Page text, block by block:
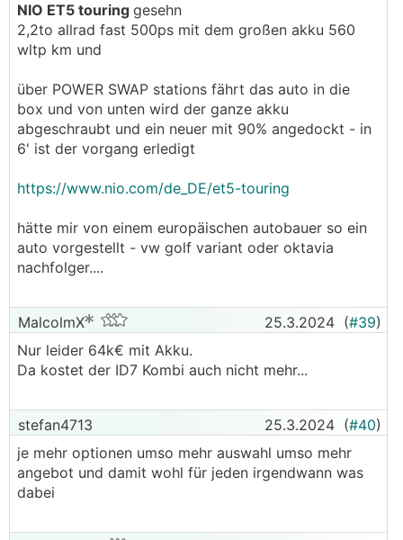
NIO ET5 touring gesehn
2,2to allrad fast 500ps mit dem großen akku 560
wltp km und
über POWER SWAP stations fährt das auto in die
box und von unten wird der ganze akku
abgeschraubt und ein neuer mit 90% angedockt - in
6' ist der vorgang erledigt
https://www.nio.com/de_DE/et5-touring
hätte mir von einem europäischen autobauer so ein
auto vorgestellt - vw golf variant oder oktavia
nachfolger....
MalcolmX 25.3.2024 (#39)
Nur leider 64k€ mit Akku.
Da kostet der ID7 Kombi auch nicht mehr...
stefan4713 25.3.2024 (#40)
je mehr optionen umso mehr auswahl umso mehr
angebot und damit wohl für jeden irgendwann was
dabei